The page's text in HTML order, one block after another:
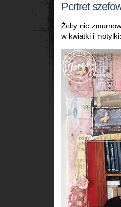
Portret
Żeby nie
w kwiatki i motylki: